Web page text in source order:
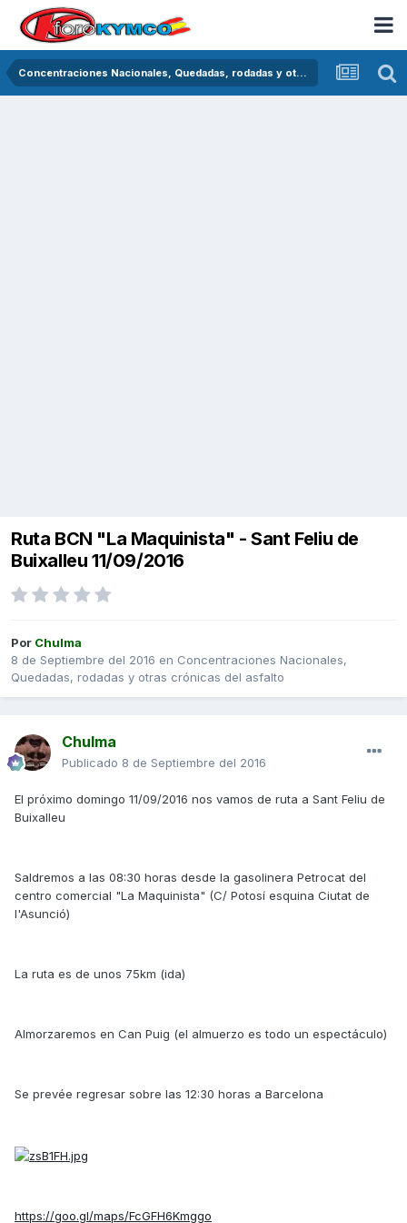
Concentraciones Nacionales, Quedadas, rodadas y otras crónicas del asfalto
Ruta BCN "La Maquinista" - Sant Feliu de
Buixalleu 11/09/2016
Por Chulma
8 de Septiembre del 2016 en Concentraciones Nacionales,
Quedadas, rodadas y otras crónicas del asfalto
Chulma
Publicado 8 de Septiembre del 2016
El próximo domingo 11/09/2016 nos vamos de ruta a Sant Feliu de
Buixalleu
Saldremos a las 08:30 horas desde la gasolinera Petrocat del
centro comercial "La Maquinista" (C/ Potosí esquina Ciutat de
l'Asunció)
La ruta es de unos 75km (ida)
Almorzaremos en Can Puig (el almuerzo es todo un espectáculo)
Se prevée regresar sobre las 12:30 horas a Barcelona
https://goo.gl/maps/FcGFH6Kmggo